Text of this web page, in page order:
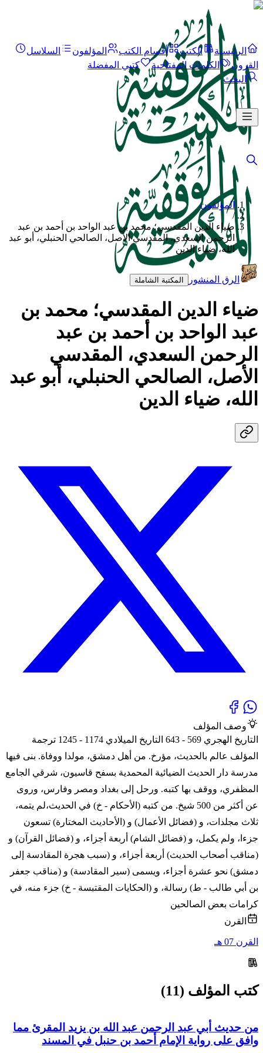
الرئيسية الكتب أقسام الكتب المؤلفون
السلاسل
القرون
الكلمات المفتاحية
كتبي المفضلة
البحث
المؤلفون
/
ضياء الدين المقدسي؛ محمد بن عبد الواحد بن أحمد بن عبد
الرحمن السعدي، المقدسي الأصل، الصالحي الحنبلي، أبو عبد
الله، ضياء الدين
الرق المنشور المكتبة الشاملة
ضياء الدين المقدسي؛ محمد بن
عبد الواحد بن أحمد بن عبد
الرحمن السعدي، المقدسي
الأصل، الصالحي الحنبلي، أبو عبد
الله، ضياء الدين
وصف المؤلف
التاريخ الهجري 569 - 643 التاريخ الميلادي 1174 - 1245 ترجمة
المؤلف عالم بالحديث، مؤرخ. من أهل دمشق، مولدا ووفاة. بنى فيها
مدرسة دار الحديث الضيائية المحمدية بسفح قاسيون، شرقي الجامع
المظفري، ووقف بها كتبه. ورحل إلى بغداد ومصر وفارس، وروى
عن أكثر من 500 شيخ. من كتبه (الأحكام - خ) في الحديث،لم يتمه،
ثلاث مجلدات، و (فضائل الأعمال) و (الأحاديث المختارة) تسعون
جزءا، ولم يكمل، و (فضائل الشام) أربعة أجزاء، و (فضائل القرآن) و
(مناقب أصحاب الحديث) أربعة أجزاء، و (سبب هجرة المقادسة إلى
دمشق) نحو عشرة أجزاء، ويسمى (سير المقادسة) و (مناقب جعفر
بن أبي طالب - ط) رسالة، و (الحكايات المقتبسة - خ) جزء منه، في
كرامات بعض الصالحين
القرن
القرن 07 هـ
كتب المؤلف (11)
من حديث أبي عبد الرحمن عبد الله بن يزيد المقرئ مما
وافق على رواية الإمام أحمد بن حنبل في المسند